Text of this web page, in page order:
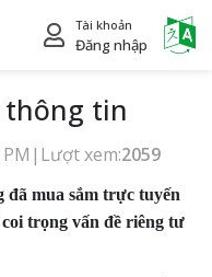
Tài khoản
Đăng nhập
thông tin
| Lượt xem:2059
mua sắm trực tuyến
trọng vấn đề riêng tư